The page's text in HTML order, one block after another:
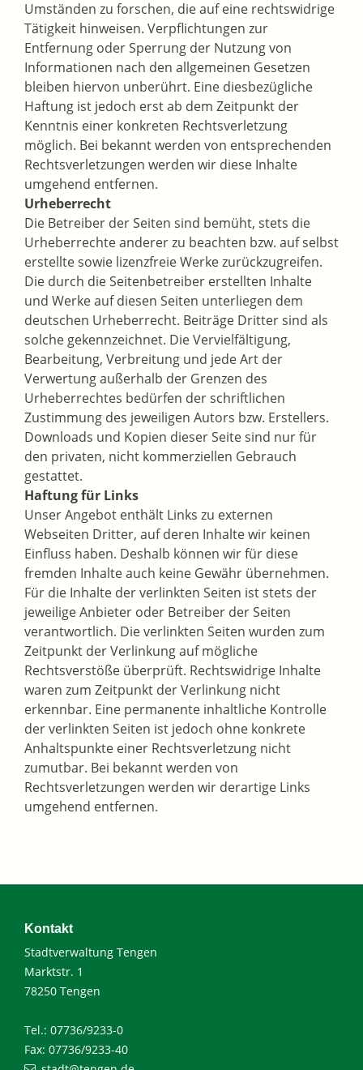
Umständen zu forschen, die auf eine rechtswidrige
Tätigkeit hinweisen. Verpflichtungen zur
Entfernung oder Sperrung der Nutzung von
Informationen nach den allgemeinen Gesetzen
bleiben hiervon unberührt. Eine diesbezügliche
Haftung ist jedoch erst ab dem Zeitpunkt der
Kenntnis einer konkreten Rechtsverletzung
möglich. Bei bekannt werden von entsprechenden
Rechtsverletzungen werden wir diese Inhalte
umgehend entfernen.
Urheberrecht
Die Betreiber der Seiten sind bemüht, stets die
Urheberrechte anderer zu beachten bzw. auf selbst
erstellte sowie lizenzfreie Werke zurückzugreifen.
Die durch die Seitenbetreiber erstellten Inhalte
und Werke auf diesen Seiten unterliegen dem
deutschen Urheberrecht. Beiträge Dritter sind als
solche gekennzeichnet. Die Vervielfältigung,
Bearbeitung, Verbreitung und jede Art der
Verwertung außerhalb der Grenzen des
Urheberrechtes bedürfen der schriftlichen
Zustimmung des jeweiligen Autors bzw. Erstellers.
Downloads und Kopien dieser Seite sind nur für
den privaten, nicht kommerziellen Gebrauch
gestattet.
Haftung für Links
Unser Angebot enthält Links zu externen
Webseiten Dritter, auf deren Inhalte wir keinen
Einfluss haben. Deshalb können wir für diese
fremden Inhalte auch keine Gewähr übernehmen.
Für die Inhalte der verlinkten Seiten ist stets der
jeweilige Anbieter oder Betreiber der Seiten
verantwortlich. Die verlinkten Seiten wurden zum
Zeitpunkt der Verlinkung auf mögliche
Rechtsverstöße überprüft. Rechtswidrige Inhalte
waren zum Zeitpunkt der Verlinkung nicht
erkennbar. Eine permanente inhaltliche Kontrolle
der verlinkten Seiten ist jedoch ohne konkrete
Anhaltspunkte einer Rechtsverletzung nicht
zumutbar. Bei bekannt werden von
Rechtsverletzungen werden wir derartige Links
umgehend entfernen.
Kontakt
Stadtverwaltung Tengen
Marktstr. 1
78250 Tengen
Tel.: 07736/9233-0
Fax: 07736/9233-40